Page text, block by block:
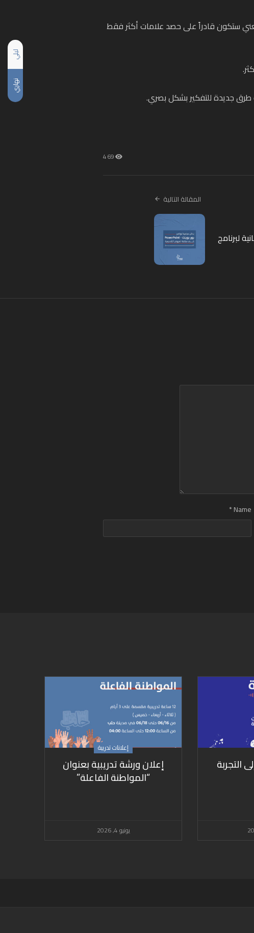
ليلي
نهاري
ستكون قادراً على حصد علامات أكثر فقط
طرق جديدة للتفكير بشكل بصري.
469
المقالة التالية
Name
*
إعلانات تدريبة
إعلان ورشة تدريبية بعنوان
“المواطنة الفاعلة”
يونيو 4, 2026
التجربة